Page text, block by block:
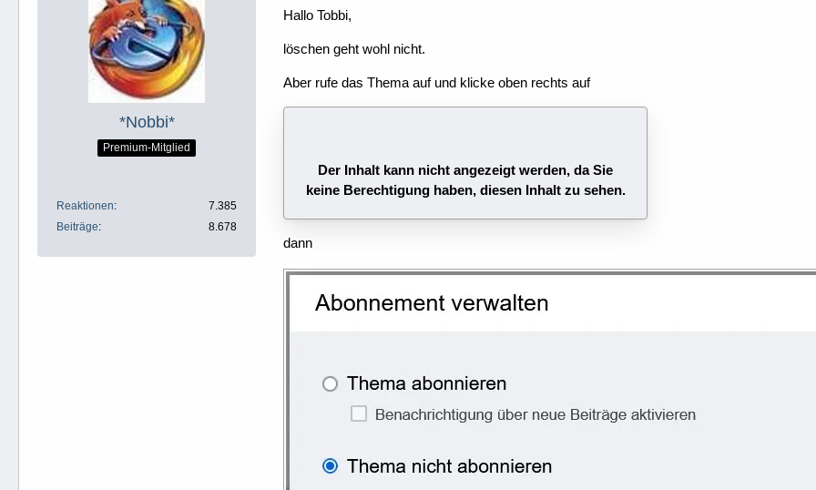
*Nobbi*
Premium-Mitglied
Reaktionen
7.385
Beiträge
8.678
Hallo Tobbi,
löschen geht wohl nicht.
Aber rufe das Thema auf und klicke oben rechts auf
Der Inhalt kann nicht angezeigt werden, da Sie
keine Berechtigung haben, diesen Inhalt zu sehen.
dann